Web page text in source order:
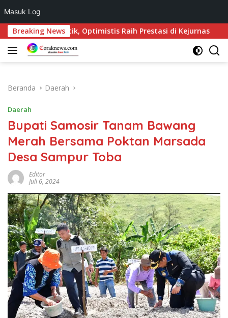
Masuk Log
Langsung
ke
konten
Breaking News
Dilantik, Optimistis Raih Prestasi di Kejurnas Konser
Beranda Daerah
Daerah
Bupati Samosir Tanam Bawang
Merah Bersama Poktan Marsada
Desa Sampur Toba
Editor
Juli 6, 2024